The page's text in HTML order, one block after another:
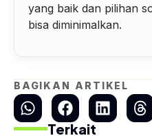
yang baik dan pilihan
bisa diminimalkan.
BAGIKAN ARTIKEL
Terkait